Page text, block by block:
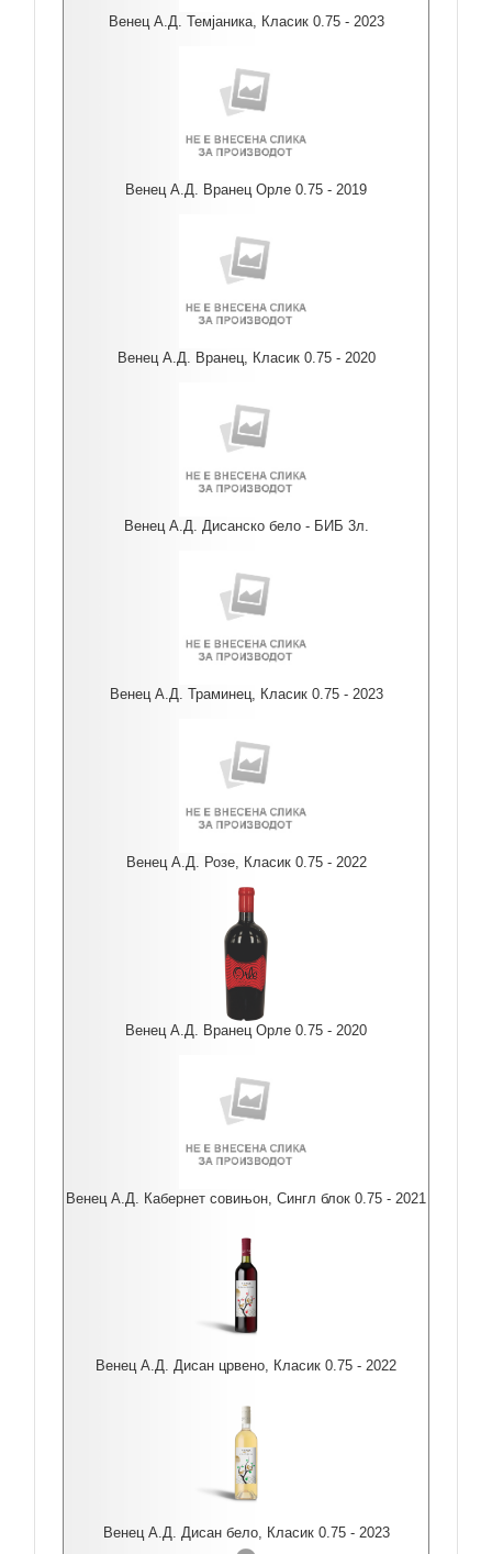
Венец А.Д. Темјаника, Класик 0.75 - 2023
Венец А.Д. Вранец Орле 0.75 - 2019
Венец А.Д. Вранец, Класик 0.75 - 2020
Венец А.Д. Дисанско бело - БИБ 3л.
Венец А.Д. Траминец, Класик 0.75 - 2023
Венец А.Д. Розе, Класик 0.75 - 2022
Венец А.Д. Вранец Орле 0.75 - 2020
Венец А.Д. Кабернет совињон, Сингл блок 0.75 - 2021
Венец А.Д. Дисан црвено, Класик 0.75 - 2022
Венец А.Д. Дисан бело, Класик 0.75 - 2023